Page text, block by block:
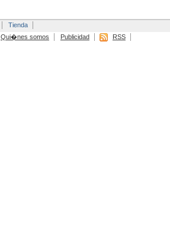
Tienda
Qui�nes somos Publicidad RSS